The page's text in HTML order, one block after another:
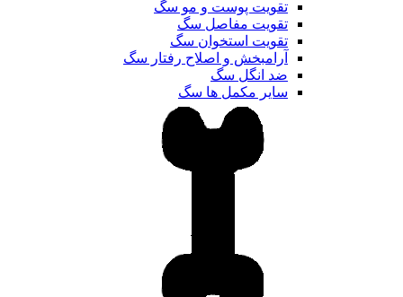
تقویت پوست و مو سگ
تقویت مفاصل سگ
تقویت استخوان سگ
آرامبخش و اصلاح رفتار سگ
ضد انگل سگ
سایر مکمل ها سگ